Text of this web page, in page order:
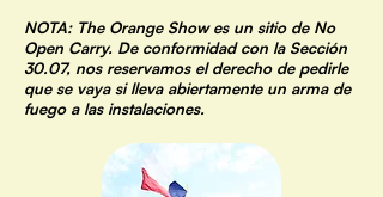
NOTA: The Orange Show es un sitio de No
Open Carry. De conformidad con la Sección
30.07, nos reservamos el derecho de pedirle
que se vaya si lleva abiertamente un arma de
fuego a las instalaciones.